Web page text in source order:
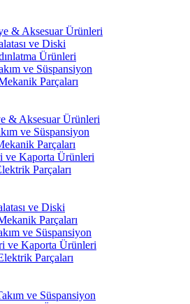
& Aksesuar Ürünleri
ve Diski
Ürünleri
ve Süspansiyon
Parçaları
& Aksesuar Ürünleri
ve Süspansiyon
Parçaları
ve Kaporta Ürünleri
Parçaları
ve Diski
Parçaları
ve Süspansiyon
ve Kaporta Ürünleri
Parçaları
ve Süspansiyon